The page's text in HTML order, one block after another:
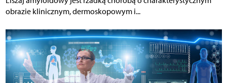
obrazie klinicznym, dermoskopowym i...